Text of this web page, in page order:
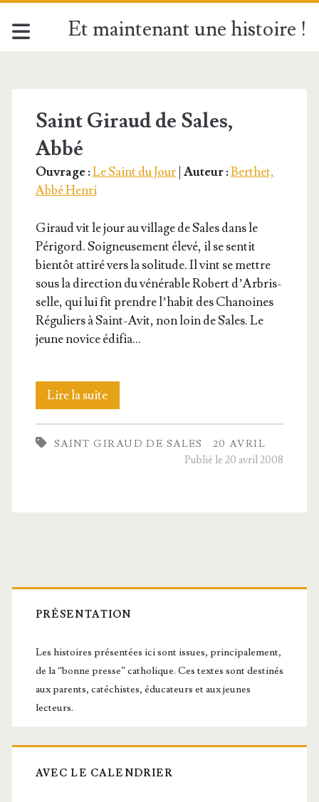
Et maintenant une histoire !
<span>Saint
Giraud
de
Sales</span>
Saint Giraud de Sales,
Abbé
Ouvrage :Le Saint du Jour| Auteur :Berthet,
Abbé Henri
Giraud vit le jour au vil­lage de Sales dans le
Péri­gord. Soi­gneu­se­ment éle­vé, il se sen­tit
bien­tôt atti­ré vers la soli­tude. Il vint se mettre
sous la direc­tion du véné­rable Robert d’Ar­bris­
selle, qui lui fit prendre l’ha­bit des Cha­noines
Régu­liers à Saint-Avit, non loin de Sales. Le
jeune novice édifia…
Lire la suiteSaint
Giraud
de
SAINT GIRAUD DE SALES
20 AVRIL
Publié le 20 avril 2008
Barre
latérale
principale
PRÉSENTATION
Les histoires présentées ici sont issues, principalement,
de la “bonne presse” catholique. Ces textes sont destinés
aux parents, catéchistes, éducateurs et aux jeunes
lecteurs.
AVEC LE CALENDRIER